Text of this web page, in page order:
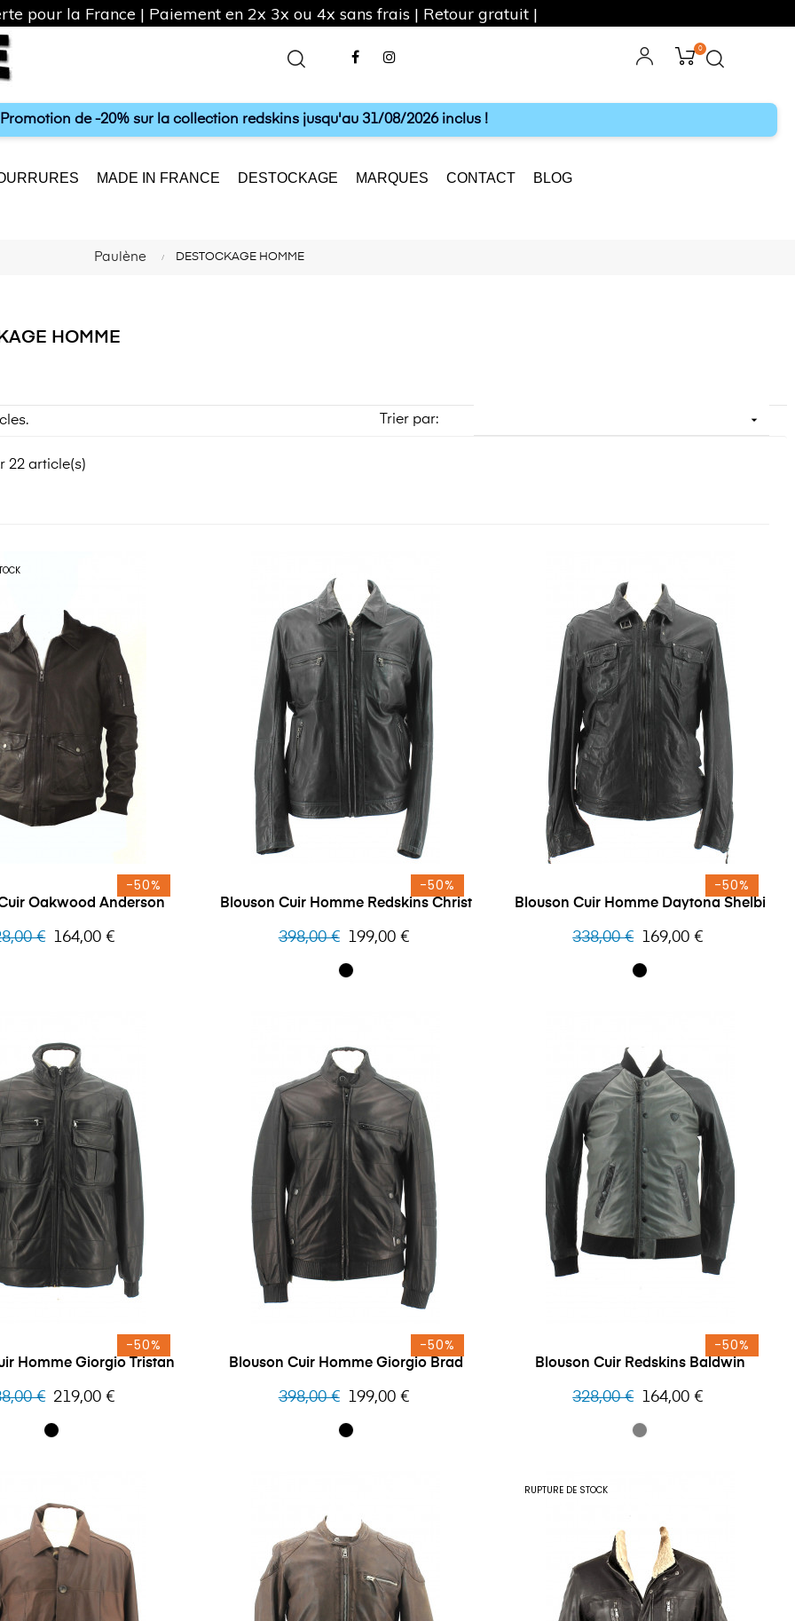
Facebook
0
de -20% sur la collection redskins jusqu'au 31/08/2026 inclus !
MADE IN FRANCE DESTOCKAGE MARQUES CONTACT BLOG
Paulène DESTOCKAGE HOMME
HOMME
Trier par: 
22 article(s)
Oakwood Anderson
€
-50%
Prix
164,00 €
Blouson Cuir Homme Redskins Christ
Prix
398,00 €
-50%
Prix
199,00 €
Blouson Cuir Homme Daytona Shelbi
Prix
338,00 €
-50%
Prix
169,00 €
Homme Giorgio Tristan
€
-50%
Prix
219,00 €
Blouson Cuir Homme Giorgio Brad
Prix
398,00 €
-50%
Prix
199,00 €
Blouson Cuir Redskins Baldwin
Prix
328,00 €
-50%
Prix
164,00 €
RUPTURE DE STOCK
pour la France | Paiement en 2x 3x ou 4x sans frais | Retour gratuit |